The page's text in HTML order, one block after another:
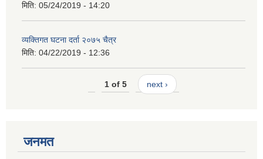
मिति: 05/24/2019 - 14:20
व्यक्तिगत घटना दर्ता २०७५ चैत्र
मिति: 04/22/2019 - 12:36
1 of 5 next ›
जनमत